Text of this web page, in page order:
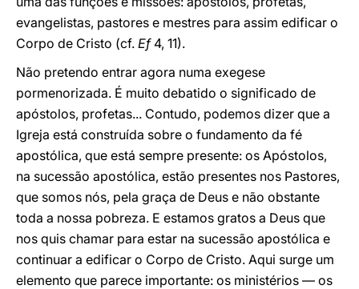
evangelistas, pastores e mestres para assim edificar o
Corpo de Cristo (cf. Ef4, 11).
Não pretendo entrar agora numa exegese
pormenorizada. É muito debatido o significado de
apóstolos, profetas... Contudo, podemos dizer que a
Igreja está construída sobre o fundamento da fé
apostólica, que está sempre presente: os Apóstolos,
na sucessão apostólica, estão presentes nos Pastores,
que somos nós, pela graça de Deus e não obstante
toda a nossa pobreza. E estamos gratos a Deus que
nos quis chamar para estar na sucessão apostólica e
continuar a edificar o Corpo de Cristo. Aqui surge um
elemento que parece importante: os ministérios — os